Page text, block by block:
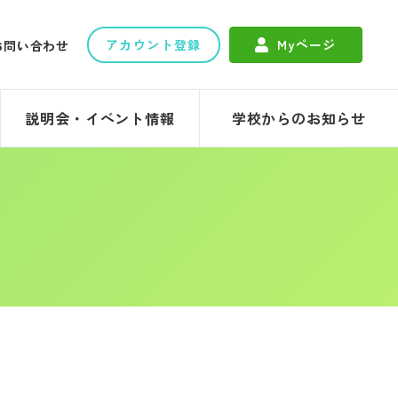
問い合わせ アカウント登録 Myページ
説明会・イベント情報 学校からのお知らせ